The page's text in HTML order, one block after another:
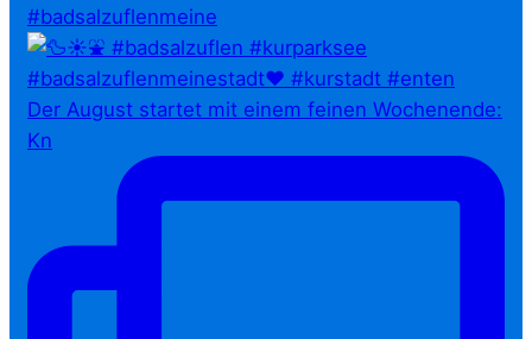
#badsalzuflenmeine
Der August startet mit einem feinen Wochenende:
Kn